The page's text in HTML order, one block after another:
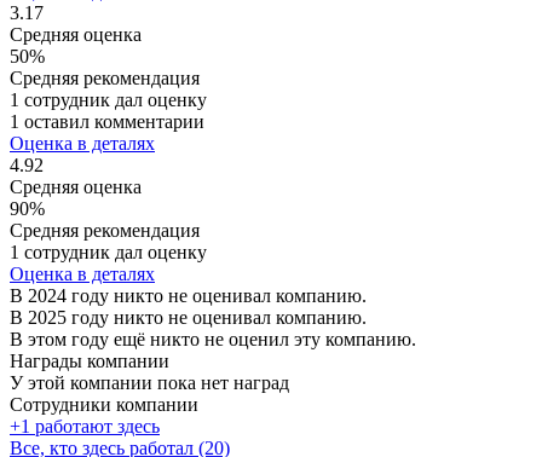
3.17
Средняя оценка
50%
Средняя рекомендация
1 сотрудник дал оценку
1 оставил комментарии
Оценка в деталях
4.92
Средняя оценка
90%
Средняя рекомендация
1 сотрудник дал оценку
Оценка в деталях
В 2024 году никто не оценивал компанию.
В 2025 году никто не оценивал компанию.
В этом году ещё никто не оценил эту компанию.
Награды компании
У этой компании пока нет наград
Сотрудники компании
+1 работают здесь
Все, кто здесь работал (20)